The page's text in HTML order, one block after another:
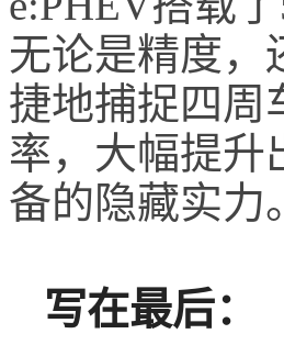
无论是精度，
捷地捕捉四周
率，大幅提升
备的隐藏实力。
写在最后：